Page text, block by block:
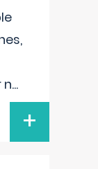
n...
+